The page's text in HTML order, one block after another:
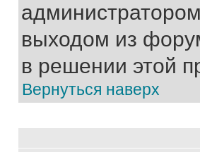
выходом из
в решении этой
Вернуться наверх